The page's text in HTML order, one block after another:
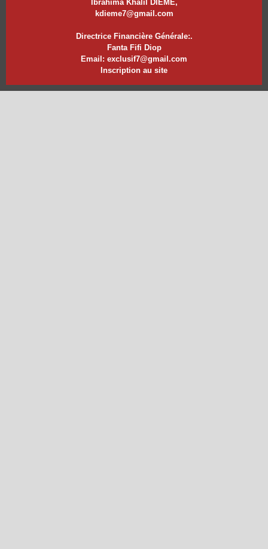
Ibrahima Khalil DIEME,
kdieme7@gmail.com
Directrice Financière Générale:.
Fanta Fifi Diop
Email: exclusif7@gmail.com
Inscription au site